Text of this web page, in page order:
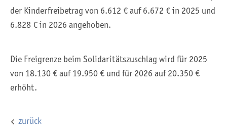
der Kinderfreibetrag von 6.612 € auf 6.672 € in 2025 und
6.828 € in 2026 angehoben.
Die Freigrenze beim Solidaritätszuschlag wird für 2025
von 18.130 € auf 19.950 € und für 2026 auf 20.350 €
erhöht.
zurück